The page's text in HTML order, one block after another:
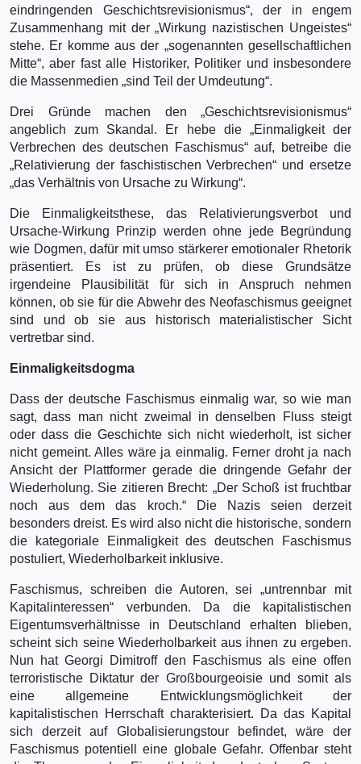
eindringenden Geschichtsrevisionismus“, der in engem
Zusammenhang mit der „Wirkung nazistischen Ungeistes“
stehe. Er komme aus der „sogenannten gesellschaftlichen
Mitte“, aber fast alle Historiker, Politiker und insbesondere
die Massenmedien „sind Teil der Umdeutung“.
Drei Gründe machen den „Geschichtsrevisionismus“
angeblich zum Skandal. Er hebe die „Einmaligkeit der
Verbrechen des deutschen Faschismus“ auf, betreibe die
„Relativierung der faschistischen Verbrechen“ und ersetze
„das Verhältnis von Ursache zu Wirkung“.
Die Einmaligkeitsthese, das Relativierungsverbot und
Ursache-Wirkung Prinzip werden ohne jede Begründung
wie Dogmen, dafür mit umso stärkerer emotionaler Rhetorik
präsentiert. Es ist zu prüfen, ob diese Grundsätze
irgendeine Plausibilität für sich in Anspruch nehmen
können, ob sie für die Abwehr des Neofaschismus geeignet
sind und ob sie aus historisch materialistischer Sicht
vertretbar sind.
Einmaligkeitsdogma
Dass der deutsche Faschismus einmalig war, so wie man
sagt, dass man nicht zweimal in denselben Fluss steigt
oder dass die Geschichte sich nicht wiederholt, ist sicher
nicht gemeint. Alles wäre ja einmalig. Ferner droht ja nach
Ansicht der Plattformer gerade die dringende Gefahr der
Wiederholung. Sie zitieren Brecht: „Der Schoß ist fruchtbar
noch aus dem das kroch.“ Die Nazis seien derzeit
besonders dreist. Es wird also nicht die historische, sondern
die kategoriale Einmaligkeit des deutschen Faschismus
postuliert, Wiederholbarkeit inklusive.
Faschismus, schreiben die Autoren, sei „untrennbar mit
Kapitalinteressen“ verbunden. Da die kapitalistischen
Eigentumsverhältnisse in Deutschland erhalten blieben,
scheint sich seine Wiederholbarkeit aus ihnen zu ergeben.
Nun hat Georgi Dimitroff den Faschismus als eine offen
terroristische Diktatur der Großbourgeoisie und somit als
eine allgemeine Entwicklungsmöglichkeit der
kapitalistischen Herrschaft charakterisiert. Da das Kapital
sich derzeit auf Globalisierungstour befindet, wäre der
Faschismus potentiell eine globale Gefahr. Offenbar steht